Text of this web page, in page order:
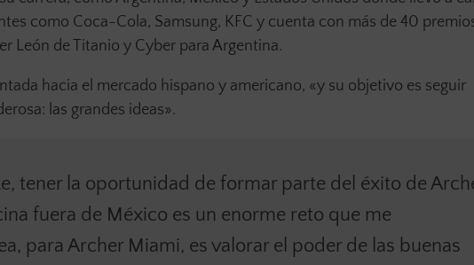
como Coca-Cola, Samsung, KFC y cuenta con más de 40
León de Titanio y Cyber para Argentina.
hacia el mercado hispano y americano, «y su objetivo es seguir
las grandes ideas».
tener la oportunidad de formar parte del éxito de
fuera de México es un enorme reto que me
para Archer Miami, es valorar el poder de las buenas